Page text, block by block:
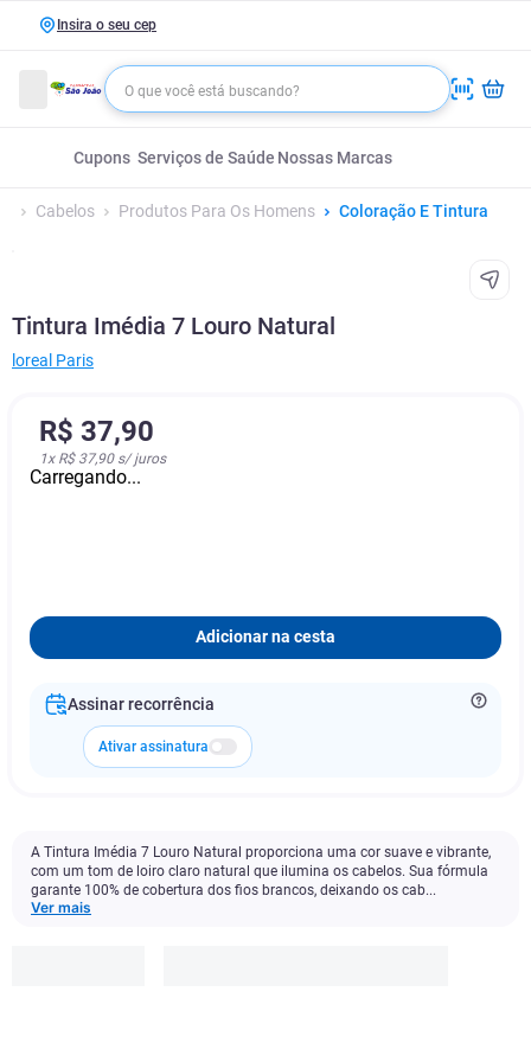
Insira o seu cep
Cupons Serviços de Saúde Nossas Marcas
Cabelos Produtos Para Os Homens Coloração E Tintura
Tintura Imédia 7 Louro Natural
‎loreal Paris
R$ 37,90
1x R$ 37,90s/ juros
Carregando...
Adicionar na cesta
Assinar recorrência
Ativar assinatura
A Tintura Imédia 7 Louro Natural proporciona uma cor suave e vibrante,
com um tom de loiro claro natural que ilumina os cabelos. Sua fórmula
garante 100% de cobertura dos fios brancos, deixando os cab...
Ver mais